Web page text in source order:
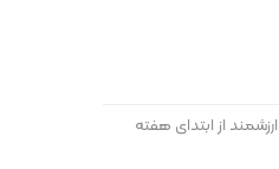
جاری ۰.۱ درصد افزایش یافت و ۳۲۹۱ دلار و ۴۶ سنت رسید. قیمت این فلز ارزشمند از ابتدای هفته